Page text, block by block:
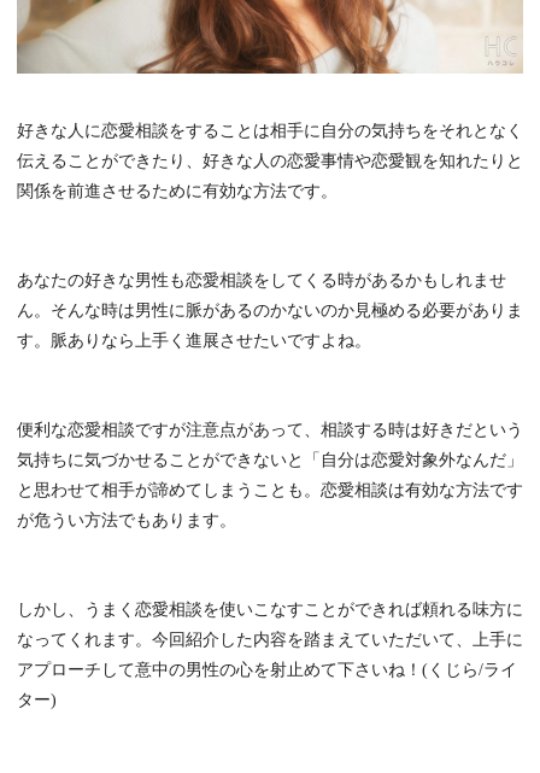
好きな人に恋愛相談をすることは相手に自分の気持ちをそれとなく
伝えることができたり、好きな人の恋愛事情や恋愛観を知れたりと
関係を前進させるために有効な方法です。
あなたの好きな男性も恋愛相談をしてくる時があるかもしれませ
ん。そんな時は男性に脈があるのかないのか見極める必要がありま
す。脈ありなら上手く進展させたいですよね。
便利な恋愛相談ですが注意点があって、相談する時は好きだという
気持ちに気づかせることができないと「自分は恋愛対象外なんだ」
と思わせて相手が諦めてしまうことも。恋愛相談は有効な方法です
が危うい方法でもあります。
しかし、うまく恋愛相談を使いこなすことができれば頼れる味方に
なってくれます。今回紹介した内容を踏まえていただいて、上手に
アプローチして意中の男性の心を射止めて下さいね！(くじら/ライ
ター)